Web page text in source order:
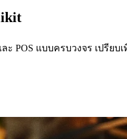
ะ POS แบบครบวงจร เปรีย